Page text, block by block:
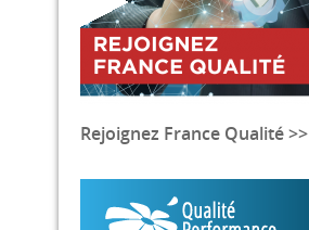
Rejoignez France Qualité >>